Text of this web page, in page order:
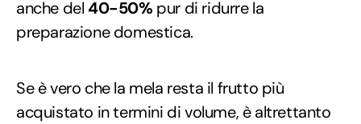
anche del40-50% pur di ridurre la
preparazione domestica.
Se è vero che la mela resta il frutto più
acquistato in termini di volume, è altrettanto